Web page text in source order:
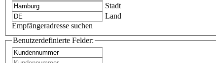
Stadt
Land
Empfängeradresse suchen
Benutzerdefinierte Felder: